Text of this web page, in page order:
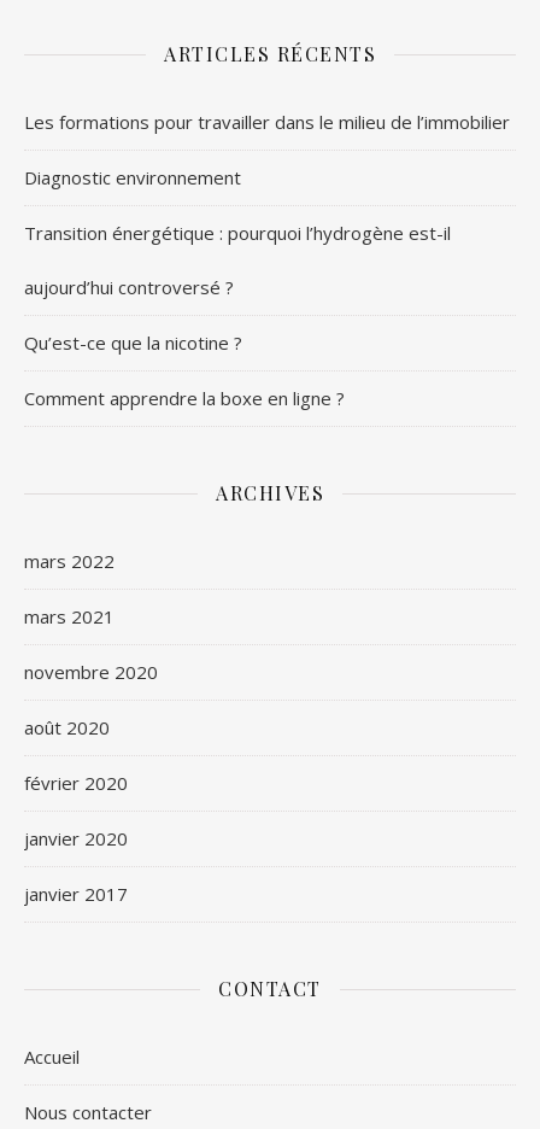
ARTICLES RÉCENTS
Les formations pour travailler dans le milieu de l’immobilier
Diagnostic environnement
Transition énergétique : pourquoi l’hydrogène est-il
aujourd’hui controversé ?
Qu’est-ce que la nicotine ?
Comment apprendre la boxe en ligne ?
ARCHIVES
mars 2022
mars 2021
novembre 2020
août 2020
février 2020
janvier 2020
janvier 2017
CONTACT
Accueil
Nous contacter